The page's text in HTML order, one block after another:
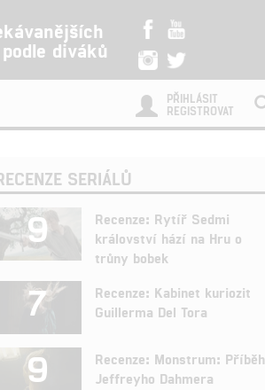
diváků
PŘIHLÁSIT
REGISTROVAT
SERIÁLŮ
9
Recenze: Rytíř Sedmi
království hází na Hru o
trůny bobek
7
Recenze: Kabinet kuriozit
Guillerma Del Tora
9
Recenze: Monstrum: Příběh
Jeffreyho Dahmera